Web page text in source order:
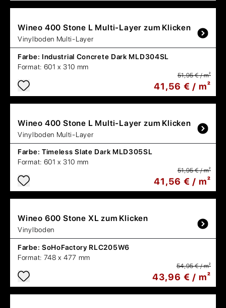
Wineo 400 Stone L Multi-Layer zum Klicken
Vinylboden Multi-Layer
Farbe: Industrial Concrete Dark MLD304SL
Format: 601 x 310 mm
51,95 € / m²
41,56 € / m²
Wineo 400 Stone L Multi-Layer zum Klicken
Vinylboden Multi-Layer
Farbe: Timeless Slate Dark MLD305SL
Format: 601 x 310 mm
51,95 € / m²
41,56 € / m²
Wineo 600 Stone XL zum Klicken
Vinylboden
Farbe: SoHoFactory RLC205W6
Format: 748 x 477 mm
54,95 € / m²
43,96 € / m²